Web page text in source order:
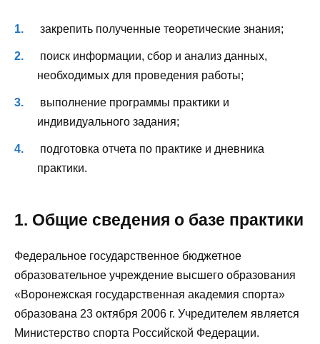
закрепить полученные теоретические знания;
поиск информации, сбор и анализ данных,
необходимых для проведения работы;
выполнение программы практики и
индивидуального задания;
подготовка отчета по практике и дневника
практики.
1. Общие сведения о базе практики
Федеральное государственное бюджетное
образовательное учреждение высшего образования
«Воронежская государственная академия спорта»
образована 23 октября 2006 г. Учредителем является
Министерство спорта Российской Федерации.